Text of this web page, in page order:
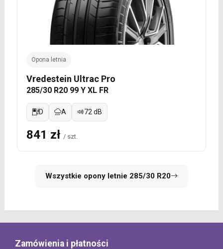
Opona letnia
Vredestein Ultrac Pro
285/30 R20 99 Y XL FR
D A 72 dB
841 zł / szt.
Wszystkie opony letnie 285/30 R20
Zamówienia i płatności